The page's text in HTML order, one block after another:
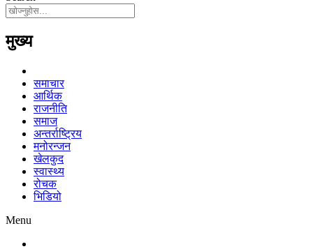
मुख्य
समाचार
आर्थिक
राजनीति
समाज
अन्तर्राष्ट्रिय
मनोरन्जन
खेलकुद
स्वास्थ्य
रोचक
भिडियो
Menu